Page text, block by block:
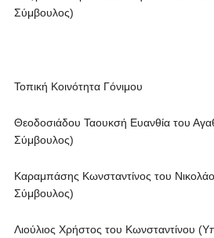
Σύμβουλος)
Τοπική Κοινότητα Γόνιμου
Θεοδοσιάδου Ταουκσή Ευανθία του
Σύμβουλος)
Καραμπάσης Κωνσταντίνος του
Σύμβουλος)
Λιούλιος Χρήστος του Κωνσταντίνου